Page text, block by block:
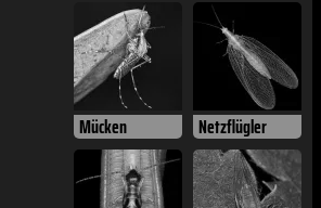
Mücken Netzflügler